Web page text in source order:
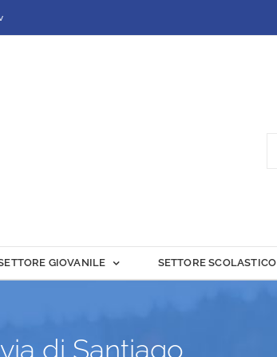
GIOVANILE SETTORE SCOLASTICO
di Santiago